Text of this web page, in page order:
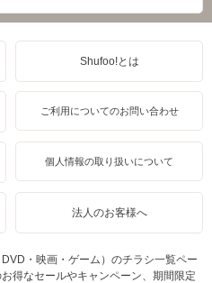
Shufoo!とは
ご利用についてのお問い合わせ
個人情報の取り扱いについて
法人のお客様へ
・映画・ゲーム）のチラシ一覧ペー
得なセールやキャンペーン、期間限定